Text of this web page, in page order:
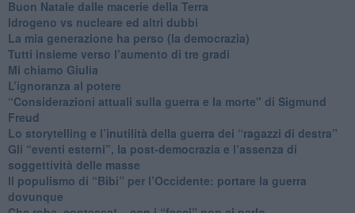
​Buon Natale dalle macerie della Terra
​Idrogeno vs nucleare ed altri dubbi
​La mia generazione ha perso (la democrazia)
​Tutti insieme verso l’aumento di tre gradi
Mi chiamo Giulia
L’ignoranza al potere
​“Considerazioni attuali sulla guerra e la morte" di Sigmund
Freud
​Lo storytelling e l’inutilità della guerra dei “ragazzi di destra”
​Gli “eventi esterni”, la post-democrazia e l’assenza di
soggettività delle masse
​Il populismo di “Bibi” per l’Occidente: portare la guerra
dovunque